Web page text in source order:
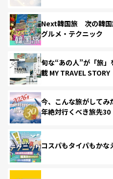
Next韓国旅 次の韓国
グルメ・テクニック
旬な“あの人”が「旅
載 MY TRAVEL STORY
今、こんな旅がしてみ
年絶対行くべき旅先30
コスパもタイパもかな